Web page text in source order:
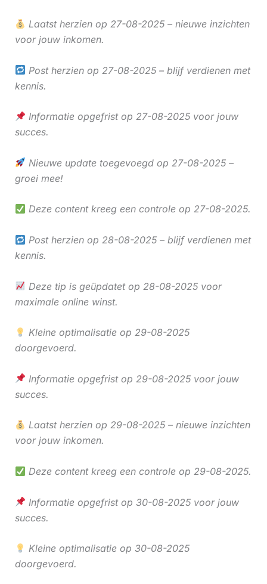
Laatst herzien op 27-08-2025 – nieuwe inzichten
voor jouw inkomen.
Post herzien op 27-08-2025 – blijf verdienen met
kennis.
Informatie opgefrist op 27-08-2025 voor jouw
succes.
Nieuwe update toegevoegd op 27-08-2025 –
groei mee!
Deze content kreeg een controle op 27-08-2025.
Post herzien op 28-08-2025 – blijf verdienen met
kennis.
Deze tip is geüpdatet op 28-08-2025 voor
maximale online winst.
Kleine optimalisatie op 29-08-2025
doorgevoerd.
Informatie opgefrist op 29-08-2025 voor jouw
succes.
Laatst herzien op 29-08-2025 – nieuwe inzichten
voor jouw inkomen.
Deze content kreeg een controle op 29-08-2025.
Informatie opgefrist op 30-08-2025 voor jouw
succes.
Kleine optimalisatie op 30-08-2025
doorgevoerd.